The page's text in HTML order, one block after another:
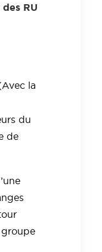
RU
la
du
de
groupe